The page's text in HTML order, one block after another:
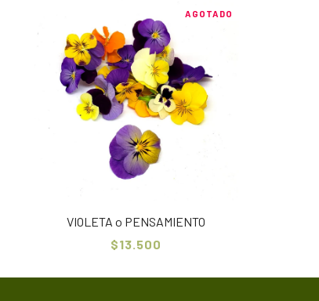
AGOTADO
VIOLETA o PENSAMIENTO
$13.500